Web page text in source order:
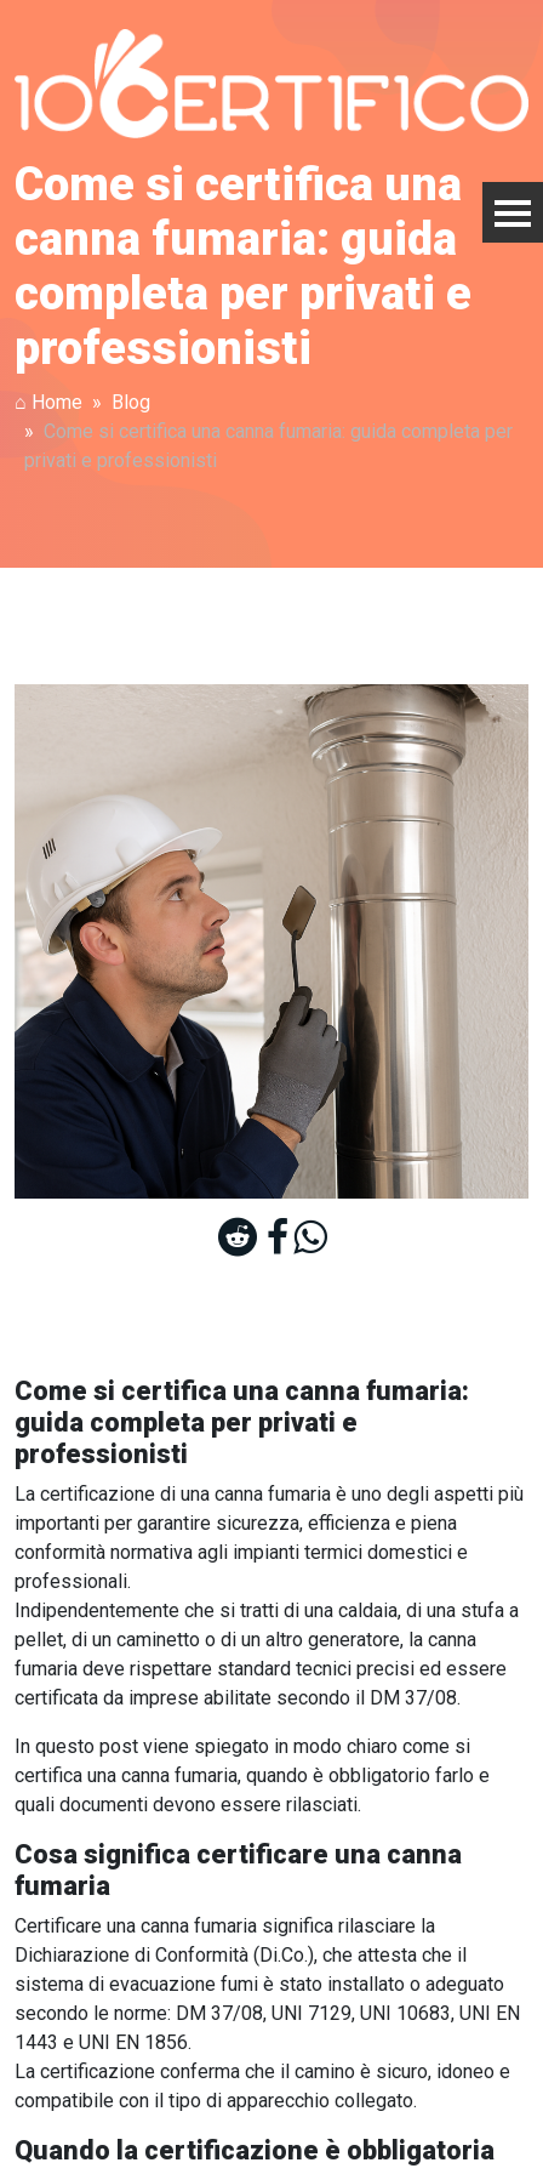
Come si certifica una
canna fumaria: guida
completa per privati e
professionisti
⌂ Home
Blog
Come si certifica una canna fumaria: guida completa per
privati e professionisti
Come si certifica una canna fumaria:
guida completa per privati e
professionisti
La certificazione di una canna fumaria è uno degli aspetti più
importanti per garantire sicurezza, efficienza e piena
conformità normativa agli impianti termici domestici e
professionali.
Indipendentemente che si tratti di una caldaia, di una stufa a
pellet, di un caminetto o di un altro generatore, la canna
fumaria deve rispettare standard tecnici precisi ed essere
certificata da imprese abilitate secondo il DM 37/08.
In questo post viene spiegato in modo chiaro come si
certifica una canna fumaria, quando è obbligatorio farlo e
quali documenti devono essere rilasciati.
Cosa significa certificare una canna
fumaria
Certificare una canna fumaria significa rilasciare la
Dichiarazione di Conformità (Di.Co.), che attesta che il
sistema di evacuazione fumi è stato installato o adeguato
secondo le norme: DM 37/08, UNI 7129, UNI 10683, UNI EN
1443 e UNI EN 1856.
La certificazione conferma che il camino è sicuro, idoneo e
compatibile con il tipo di apparecchio collegato.
Quando la certificazione è obbligatoria